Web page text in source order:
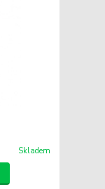
Skladem